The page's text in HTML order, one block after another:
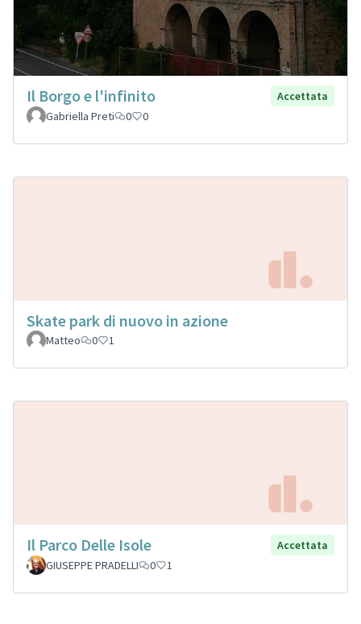
Il Borgo e l'infinito
Accettata
Gabriella Preti
0 0
Skate park di nuovo in azione
Matteo 0 1
Il Parco Delle Isole
Accettata
GIUSEPPE PRADELLI
0 1